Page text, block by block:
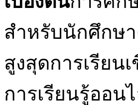
สำหรับนักศึกษ
สูงสุดการเรีย
การเรียนรู้ออน